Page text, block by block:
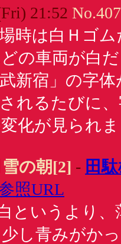
21:52 No.407
時は白Ｈゴ
の車両が白
新宿」の字
れるたびに
化が見られ
雪の朝[2] - 田
照URL
というより
し青みがか